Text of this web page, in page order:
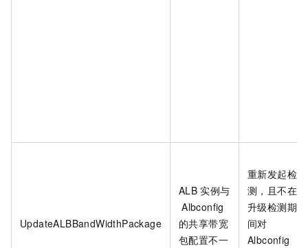
UpdateALBBandWidthPackage
ALB 实例与
Albconfig
的共享带宽
包配置不一
重新发起检
测，且不在
升级检测期
间对
Albconfig